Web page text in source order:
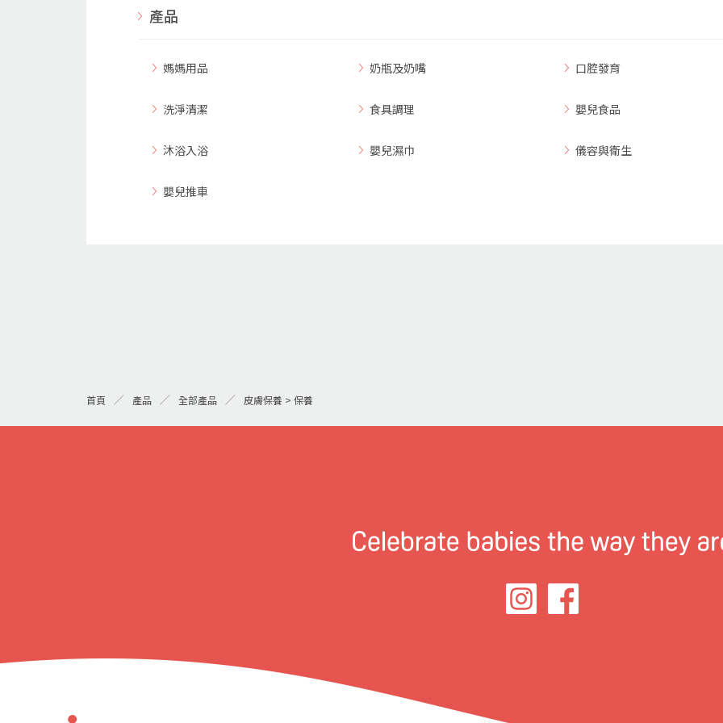
產品
媽媽用品 奶瓶及奶嘴 口腔發育
洗淨清潔 食具調理 嬰兒食品
沐浴入浴 嬰兒濕巾 儀容與衛生
嬰兒推車
首頁 產品 全部產品 皮膚保養 > 保養